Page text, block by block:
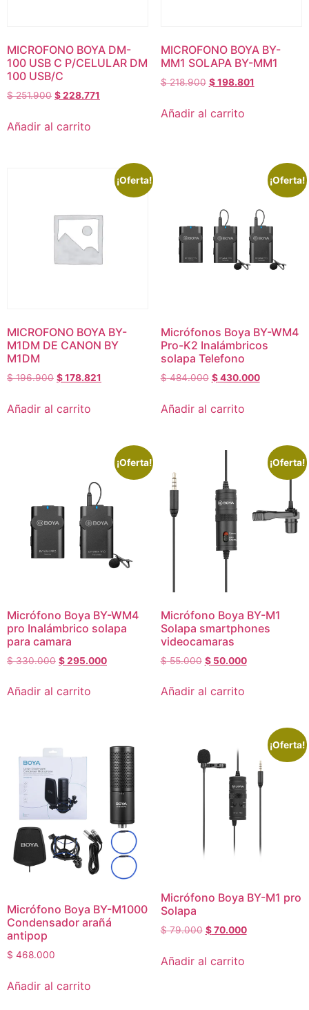
MICROFONO BOYA DM-
100 USB C P/CELULAR DM
100 USB/C
$251.900 $228.771
Añadir al carrito
MICROFONO BOYA BY-
MM1 SOLAPA BY-MM1
$218.900 $198.801
Añadir al carrito
¡Oferta!
MICROFONO BOYA BY-
M1DM DE CANON BY
M1DM
$196.900 $178.821
Añadir al carrito
¡Oferta!
Micrófonos Boya BY-WM4
Pro-K2 Inalámbricos
solapa Telefono
$484.000 $430.000
Añadir al carrito
¡Oferta!
Micrófono Boya BY-WM4
pro Inalámbrico solapa
para camara
$330.000 $295.000
Añadir al carrito
¡Oferta!
Micrófono Boya BY-M1
Solapa smartphones
videocamaras
$55.000 $50.000
Añadir al carrito
Micrófono Boya BY-M1000
Condensador arañá
antipop
$ 468.000
Añadir al carrito
¡Oferta!
Micrófono Boya BY-M1 pro
Solapa
$79.000 $70.000
Añadir al carrito